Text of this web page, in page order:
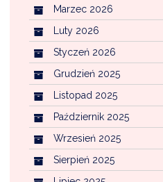
Marzec 2026
Luty 2026
Styczeń 2026
Grudzień 2025
Listopad 2025
Październik 2025
Wrzesień 2025
Sierpień 2025